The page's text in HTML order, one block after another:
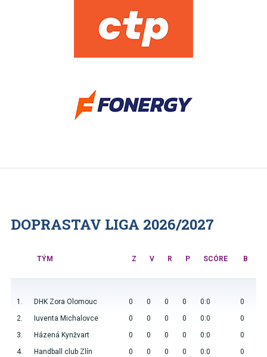
DOPRASTAV LIGA 2026/2027
TÝM Z V R P SCÓRE B
1. DHK Zora Olomouc 0 0 0 0 0:0
0
2.
Iuventa Michalovce 0 0 0 0 0:0
0
3.
Házená Kynžvart 0 0 0 0 0:0
0
4.
Handball club Zlín 0 0 0 0 0:0
0